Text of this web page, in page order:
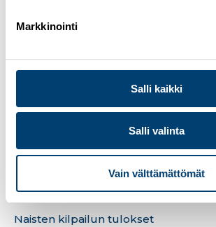
Markkinointi
Salli kaikki
Salli valinta
Vain välttämättömät
UrheilijakommentitSoundCloudissa
Yhdistetyn Continental Cupissa
Lauantaina kilpailtiin myös yhdistetyn
Cupin merkeissä Norjan
kilpailun parhaasta
oli päivän lopputuloksissa viides.
kilpailun kymmenes.
Naisten kilpailun tulokset